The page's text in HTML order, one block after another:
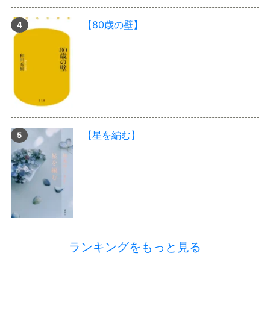
【80歳の壁】
【星を編む】
ランキングをもっと見る